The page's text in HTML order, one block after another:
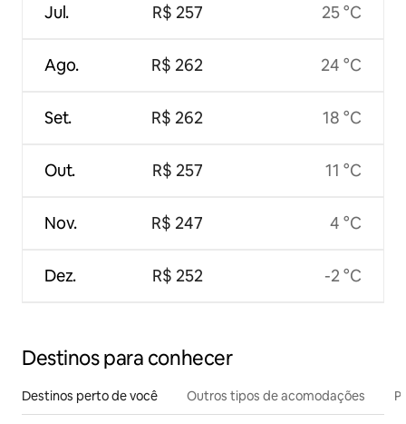
Jul.
Ago.
Set.
Out.
Nov.
Dez.
R$ 257
R$ 262
R$ 262
R$ 257
R$ 247
R$ 252
25 °C
24 °C
18 °C
11 °C
4 °C
-2 °C
Destinos para conhecer
Destinos perto de você Outros tipos de acomodações